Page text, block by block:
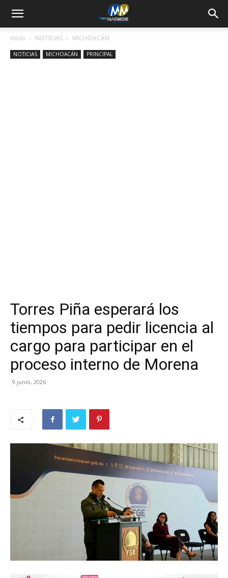
Inicio NOTICIAS MICHOACÁN
NOTICIAS MICHOACÁN PRINCIPAL
Torres Piña esperará los
tiempos para pedir licencia al
cargo para participar en el
proceso interno de Morena
9 junio, 2026